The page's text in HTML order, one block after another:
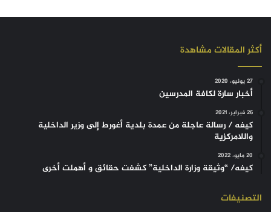
أكثر المقالات مشاهدة
27 يونيو، 2020
أخبار سارة لكافة المدرسين
26 فبراير، 2021
كيفه / رسالة عاجلة من عمدة بلدية أغورط إلى وزير الداخلية
واللامركزية
20 مايو، 2022
كيفه/ “وثيقة وزارة الداخلية” كشفت حقائق و أهملت أخرى
التصنيفات